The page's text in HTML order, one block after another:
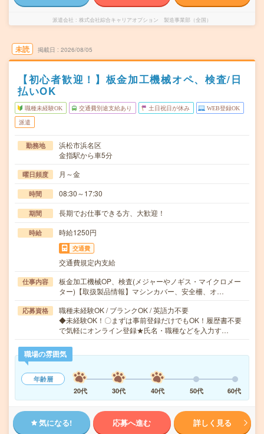
派遣会社 株式会社綜合キャリアオプション 製造事業部（全国）
未読 掲載日 2026/08/05
【初心者歓迎！】板金加工機械オペ、検査/日
払いOK
職種未経験OK 交通費別途支給あり 土日祝日が休み WEB登録OK
派遣
勤務地
浜松市浜名区
金指駅から車5分
曜日頻度 月～金
時間 08:30～17:30
期間 長期でお仕事できる方、大歓迎！
時給 時給1250円
交通費
交通費規定内支給
仕事内容
板金加工機械OP、検査(メジャーやノギス・マイクロメー
ター)【取扱製品情報】マシンカバー、安全柵、オ…
応募資格
職種未経験OK / ブランクOK / 英語力不要
◆未経験OK！〇まずは事前登録だけでもOK！履歴書不要
で気軽にオンライン登録★氏名・職種などを入力す…
職場の雰囲気
年齢層
20代
30代 40代 50代 60代
気になる! 応募へ進む 詳しく見る